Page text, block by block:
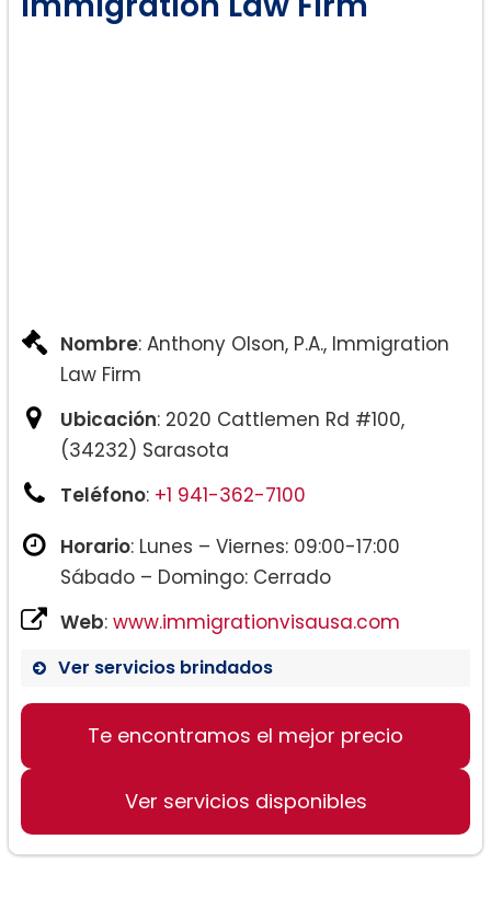
Nombre: Anthony Olson, P.A., Immigration
Law Firm
Ubicación: 2020 Cattlemen Rd #100,
(34232) Sarasota
Teléfono: +1 941-362-7100
Horario: Lunes – Viernes: 09:00-17:00
Sábado – Domingo: Cerrado
Web: www.immigrationvisausa.com
Ver servicios brindados
Te encontramos el mejor precio
Ver servicios disponibles